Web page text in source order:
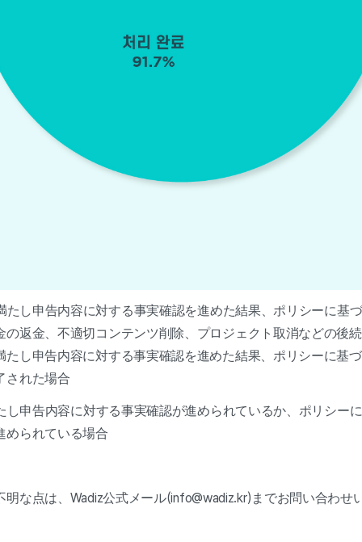
たし申告内容に対する事実確認を進めた結果、ポリシーに基
の返金、不適切コンテンツ削除、プロジェクト取消などの後
たし申告内容に対する事実確認を進めた結果、ポリシーに基
された場合
し申告内容に対する事実確認が進められているか、ポリシー
められている場合
な点は、Wadiz公式メール(info@wadiz.kr)までお問い合わせ